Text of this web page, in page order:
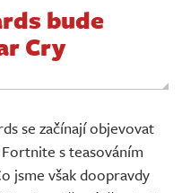
bude
Cry
se začínají objevovat
s teasováním
jsme však doopravdy